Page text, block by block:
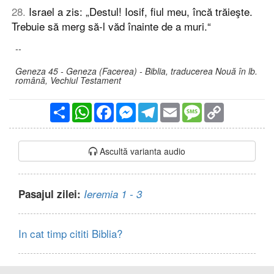
28. Israel a zis: „Destul! Iosif, fiul meu, încă trăieşte.
Trebuie să merg să-l văd înainte de a muri.“
--
Geneza 45 - Geneza (Facerea) - Biblia, traducerea Nouă în lb.
română, Vechiul Testament
PartajareWhatsAppFacebookMessengerTelegram
Email Message
Ascultă varianta audio
Pasajul zilei: Ieremia 1 - 3
In cat timp cititi Biblia?